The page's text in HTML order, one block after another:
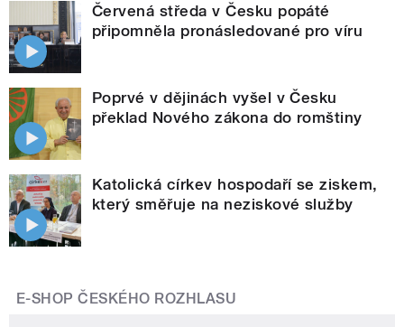
Červená středa v Česku popáté
připomněla pronásledované pro víru
Poprvé v dějinách vyšel v Česku
překlad Nového zákona do romštiny
Katolická církev hospodaří se ziskem,
který směřuje na neziskové služby
E-SHOP ČESKÉHO ROZHLASU